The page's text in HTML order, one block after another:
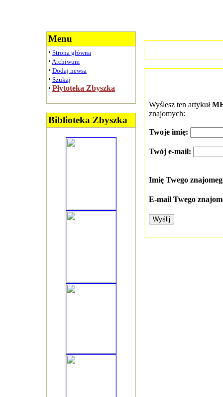
Menu
· Strona główna
· Archiwum
· Dodaj newsa
· Szukaj
· Płytoteka Zbyszka
Biblioteka Zbyszka
Wyślesz ten artykuł
znajomych:
Twoje imię:
Twój e-mail:
Imię Twego
E-mail Twego